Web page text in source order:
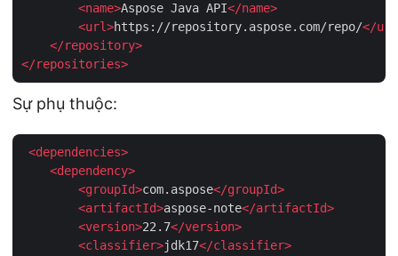
<name>Aspose Java API</name>
<url>https://repository.aspose.com/repo/</url
</repository>
</repositories>
Sự phụ thuộc:
<dependencies>
<dependency>
<groupId>com.aspose</groupId>
<artifactId>aspose-note</artifactId>
<version>22.7</version>
<classifier>jdk17</classifier>